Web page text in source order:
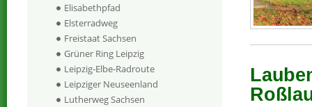
Elisabethpfad
Elsterradweg
Freistaat Sachsen
Grüner Ring Leipzig
Leipzig-Elbe-Radroute
Leipziger Neuseenland
Lutherweg Sachsen